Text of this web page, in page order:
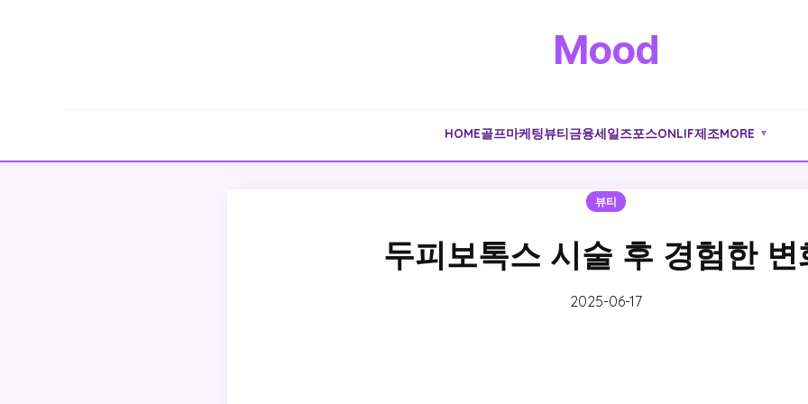
Mood
HOME골프마케팅뷰티금융세일즈포스ONLIF제조MORE ▼
뷰티
두피보톡스 시술 후 경험한 변
2025-06-17